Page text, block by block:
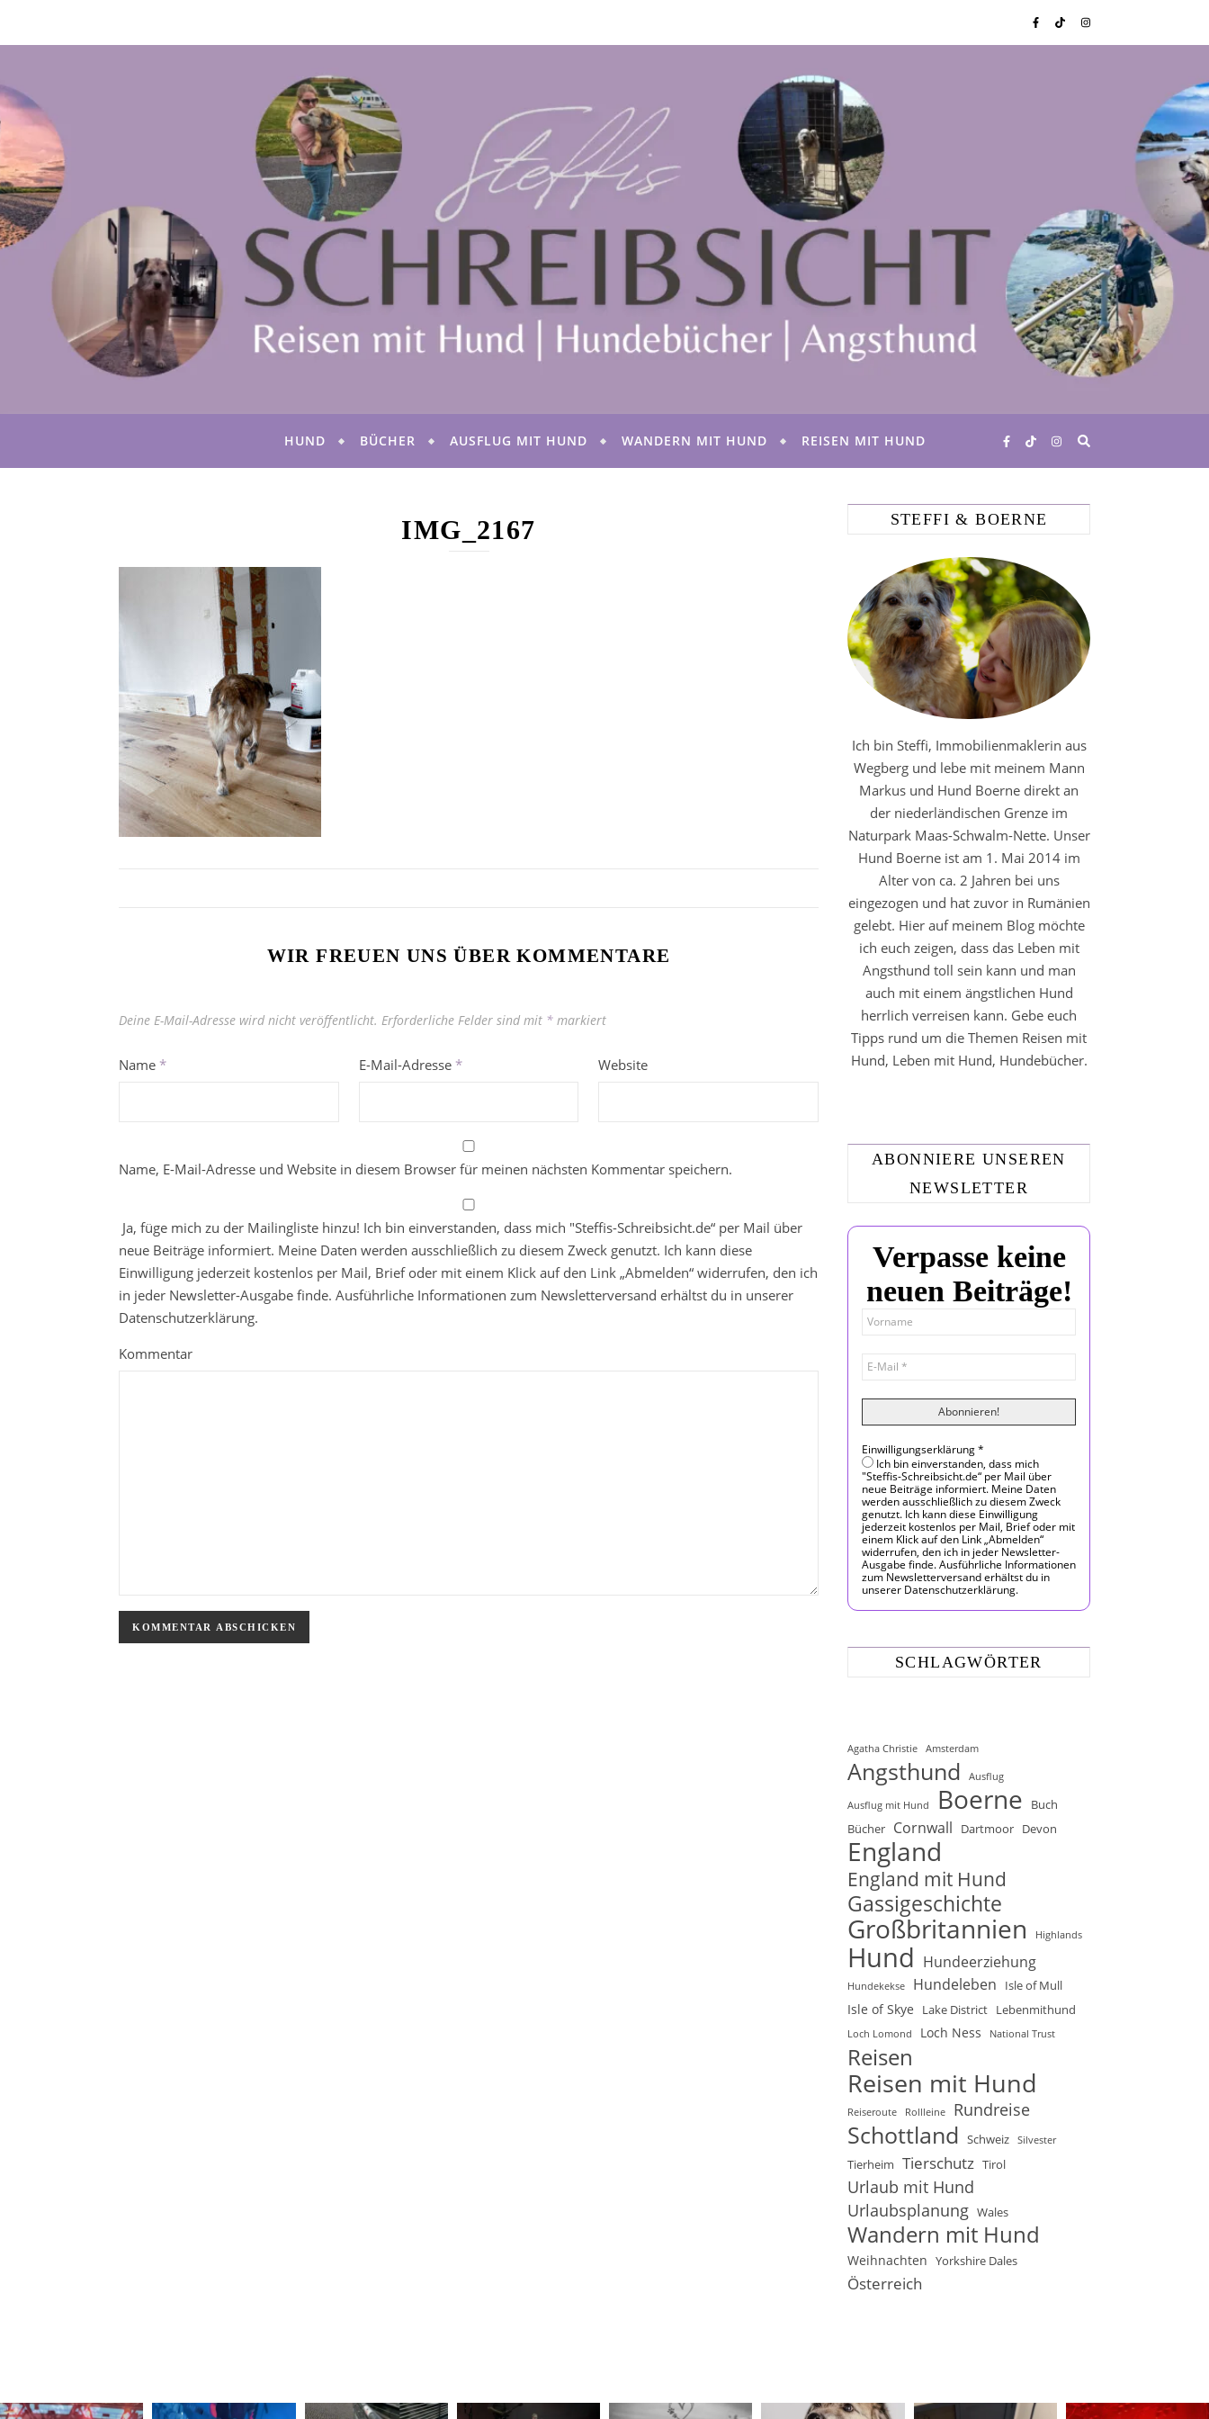
HUND BÜCHER AUSFLUG MIT HUND WANDERN MIT HUND REISEN MIT HUND
IMG_2167
WIR FREUEN UNS ÜBER KOMMENTARE
Deine E-Mail-Adresse wird nicht veröffentlicht. Erforderliche Felder sind mit * markiert
Name * E-Mail-Adresse * Website
Name, E-Mail-Adresse und Website in diesem Browser für meinen nächsten Kommentar speichern.
Ja, füge mich zu der Mailingliste hinzu! Ich bin einverstanden, dass mich "Steffis-Schreibsicht.de“ per Mail über
neue Beiträge informiert. Meine Daten werden ausschließlich zu diesem Zweck genutzt. Ich kann diese
Einwilligung jederzeit kostenlos per Mail, Brief oder mit einem Klick auf den Link „Abmelden“ widerrufen, den ich
in jeder Newsletter-Ausgabe finde. Ausführliche Informationen zum Newsletterversand erhältst du in unserer
Datenschutzerklärung.
Kommentar
STEFFI & BOERNE
Ich bin Steffi, Immobilienmaklerin aus
Wegberg und lebe mit meinem Mann
Markus und Hund Boerne direkt an
der niederländischen Grenze im
Naturpark Maas-Schwalm-Nette. Unser
Hund Boerne ist am 1. Mai 2014 im
Alter von ca. 2 Jahren bei uns
eingezogen und hat zuvor in Rumänien
gelebt. Hier auf meinem Blog möchte
ich euch zeigen, dass das Leben mit
Angsthund toll sein kann und man
auch mit einem ängstlichen Hund
herrlich verreisen kann. Gebe euch
Tipps rund um die Themen Reisen mit
Hund, Leben mit Hund, Hundebücher.
ABONNIERE UNSEREN
NEWSLETTER
Verpasse keine
neuen Beiträge!
Einwilligungserklärung*
Ich bin einverstanden, dass mich
"Steffis-Schreibsicht.de“ per Mail über
neue Beiträge informiert. Meine Daten
werden ausschließlich zu diesem Zweck
genutzt. Ich kann diese Einwilligung
jederzeit kostenlos per Mail, Brief oder mit
einem Klick auf den Link „Abmelden“
widerrufen, den ich in jeder Newsletter-
Ausgabe finde. Ausführliche Informationen
zum Newsletterversand erhältst du in
unserer Datenschutzerklärung.
SCHLAGWÖRTER
Agatha Christie Amsterdam
Angsthund Ausflug
Ausflug mit Hund Boerne
Buch
Bücher Cornwall Dartmoor Devon
England
England mit Hund
Gassigeschichte
Großbritannien Highlands
Hund Hundeerziehung
Hundekekse Hundeleben Isle of Mull
Isle of Skye Lake District Lebenmithund
Loch Lomond Loch Ness National Trust
Reisen
Reisen mit Hund
Reiseroute Rollleine Rundreise
Schottland Schweiz Silvester
Tierheim Tierschutz Tirol
Urlaub mit Hund
Urlaubsplanung Wales
Wandern mit Hund
Weihnachten Yorkshire Dales
Österreich